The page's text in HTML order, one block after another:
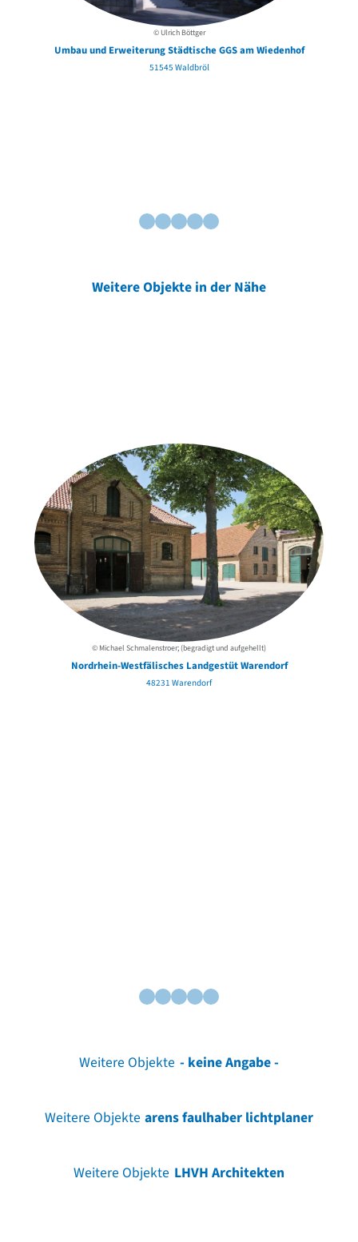
© Ulrich Böttger
Umbau und Erweiterung Städtische GGS am Wiedenhof
51545 Waldbröl
Weitere Objekte in der Nähe
© Michael Schmalenstroer; (begradigt und aufgehellt)
Nordrhein-Westfälisches Landgestüt Warendorf
48231 Warendorf
Weitere Objekte - keine Angabe -
Weitere Objekte arens faulhaber lichtplaner
Weitere Objekte LHVH Architekten